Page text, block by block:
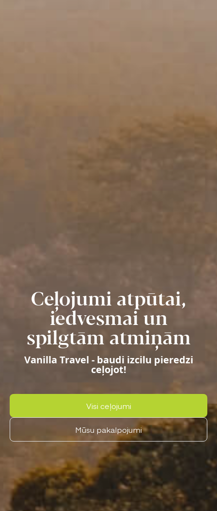
Ceļojumi atpūtai,
iedvesmai un
spilgtām atmiņām
Vanilla Travel - baudi izcilu pieredzi
ceļojot!
Visi ceļojumi
Mūsu pakalpojumi